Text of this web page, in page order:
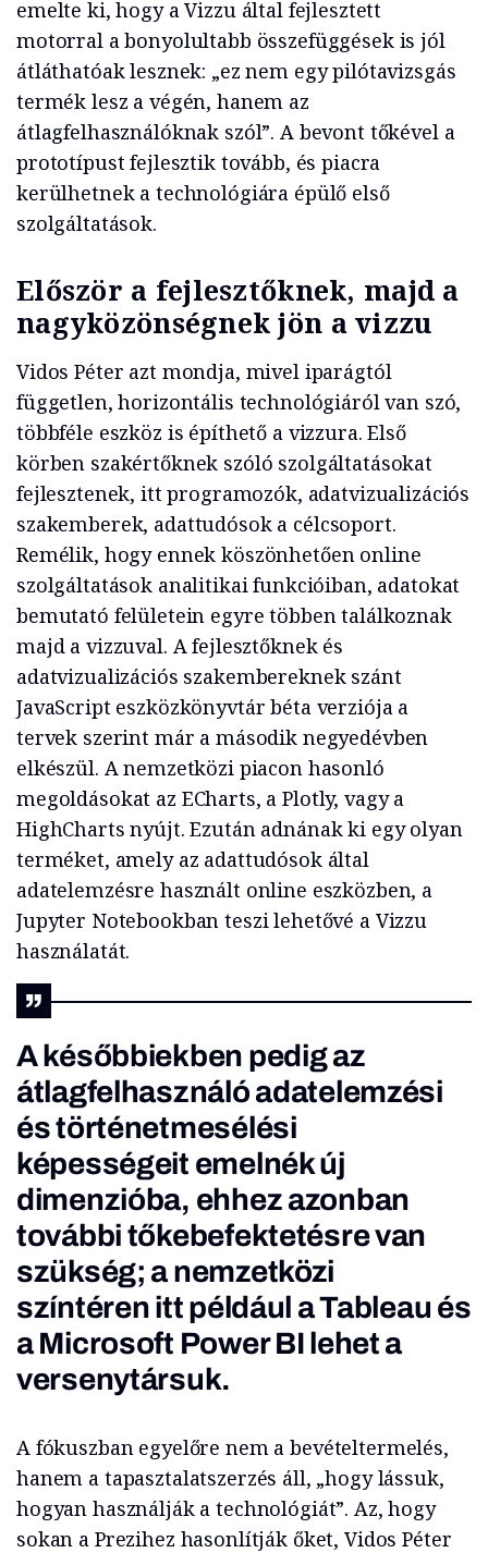
emelte ki, hogy a Vizzu által fejlesztett
motorral a bonyolultabb összefüggések is jól
átláthatóak lesznek: „ez nem egy pilótavizsgás
termék lesz a végén, hanem az
átlagfelhasználóknak szól”. A bevont tőkével a
prototípust fejlesztik tovább, és piacra
kerülhetnek a technológiára épülő első
szolgáltatások.
Először a fejlesztőknek, majd a
nagyközönségnek jön a vizzu
Vidos Péter azt mondja, mivel iparágtól
független, horizontális technológiáról van szó,
többféle eszköz is építhető a vizzura. Első
körben szakértőknek szóló szolgáltatásokat
fejlesztenek, itt programozók, adatvizualizációs
szakemberek, adattudósok a célcsoport.
Remélik, hogy ennek köszönhetően online
szolgáltatások analitikai funkcióiban, adatokat
bemutató felületein egyre többen találkoznak
majd a vizzuval. A fejlesztőknek és
adatvizualizációs szakembereknek szánt
JavaScript eszközkönyvtár béta verziója a
tervek szerint már a második negyedévben
elkészül. A nemzetközi piacon hasonló
megoldásokat az ECharts, a Plotly, vagy a
HighCharts nyújt. Ezután adnának ki egy olyan
terméket, amely az adattudósok által
adatelemzésre használt online eszközben, a
Jupyter Notebookban teszi lehetővé a Vizzu
használatát.
A későbbiekben pedig az
átlagfelhasználó adatelemzési
és történetmesélési
képességeit emelnék új
dimenzióba, ehhez azonban
további tőkebefektetésre van
szükség; a nemzetközi
színtéren itt például a Tableau és
a Microsoft Power BI lehet a
versenytársuk.
A fókuszban egyelőre nem a bevételtermelés,
hanem a tapasztalatszerzés áll, „hogy lássuk,
hogyan használják a technológiát”. Az, hogy
sokan a Prezihez hasonlítják őket, Vidos Péter